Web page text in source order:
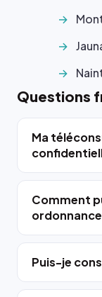
Questions
Ma
Comment
ordonnance
Puis-je